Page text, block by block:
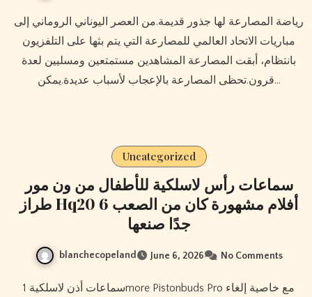
رياضة المصارعة لها جذور قديمة.من العصر اليوناني الروماني إلى
مباريات الاتحاد العالمي للمصارعة التي يتم بثها على التلفزيون
بانتظام، أبقت المصارعة المشاهدين مستمتعين ومسليين لعدة
قرون.تحظى المصارعة بالإعجاب لأسباب عديدة.يمكن…
Uncategorized
سماعات رأس لاسلكية للأطفال من ون مور
طراز Hq20 6 أفلام مشهورة كان من الصعب
جدًا صنعها
blanchecopeland June 6, 2026 No Comments
سماعات أذن لاسلكية 1more Pistonbuds Pro مع خاصية إلغاء